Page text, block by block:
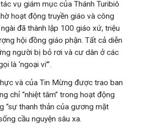
vụ giám mục của Thánh Turibiô
hoạt động truyền giáo và công
đã thành lập 100 giáo xứ, triệu
hội đồng giáo phận. Tất cả diễn
người bị bỏ rơi và cư dân ở các
là ‘ngoại vi’”.
và của Tin Mừng được trao ban
chỉ “nhiệt tâm” trong hoạt động
“sự thanh thản của gương mặt
cầu nguyện sâu xa.